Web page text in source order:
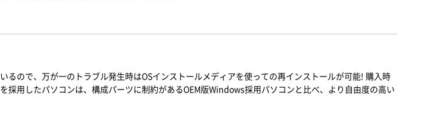
ので、万が一のトラブル発生時はOSインストールメディアを使っての再インストールが可能! 購入時
用したパソコンは、構成パーツに制約があるOEM版Windows採用パソコンと比べ、より自由度の高い